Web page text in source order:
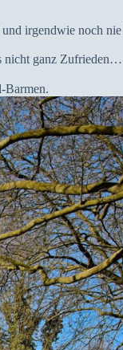
und irgendwie noch
nicht ganz Zufrieden…
Barmen.